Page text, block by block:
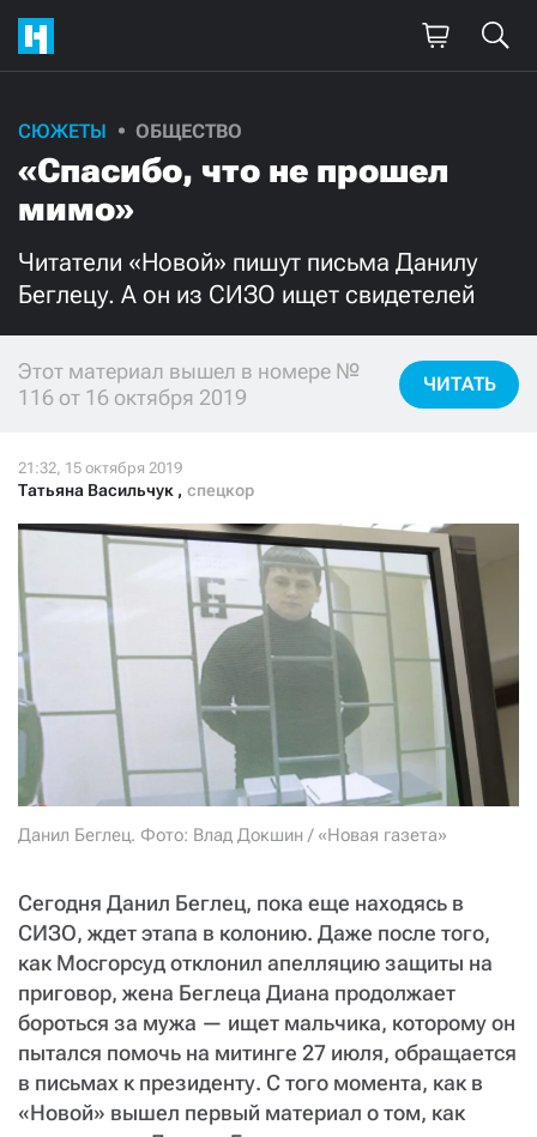
СЮЖЕТЫ ОБЩЕСТВО
«Спасибо, что не прошел
мимо»
Читатели «Новой» пишут письма Данилу
Беглецу. А он из СИЗО ищет свидетелей
Этот материал вышел в номере №
116 от 16 октября 2019
ЧИТАТЬ
Татьяна Васильчук , спецкор
Данил Беглец. Фото: Влад Докшин / «Новая газета»
Сегодня Данил Беглец, пока еще находясь в
СИЗО, ждет этапа в колонию. Даже после того,
как Мосгорсуд отклонил апелляцию защиты на
приговор, жена Беглеца Диана продолжает
бороться за мужа — ищет мальчика, которому он
пытался помочь на митинге 27 июля, обращается
в письмах к президенту. С того момента, как в
«Новой» вышел первый материал о том, как
Поддержите
нашу работу!
Ежемесячно
3000 1000
500
Нажимая кнопку «Стать соучастником»,
СТАТЬ СОУЧАСТНИКОМ
ПОДЕЛИТЬСЯ С ДРУЗЬЯМИ
Если у вас есть вопросы, пишите donate@novayagazeta.ruили
+7 (929) 612-03-68